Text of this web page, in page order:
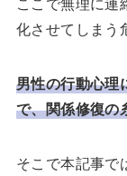
化させてしまう
男性の行動心理
で、関係修復の
そこで本記事で